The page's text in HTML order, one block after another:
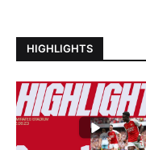
HIGHLIGHTS